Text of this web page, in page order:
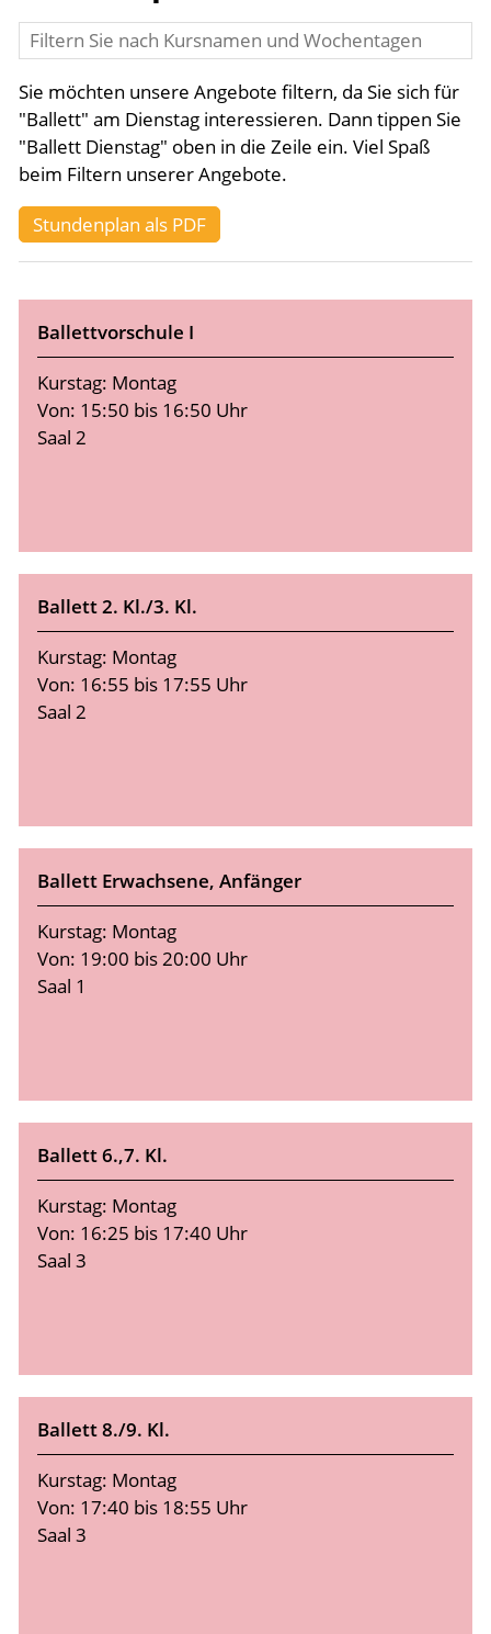
Inszenierungen
Jobs
Sie möchten unsere Angebote filtern, da Sie sich für
"Ballett" am Dienstag interessieren. Dann tippen Sie
"Ballett Dienstag" oben in die Zeile ein. Viel Spaß
beim Filtern unserer Angebote.
Stundenplan als PDF
Ballettvorschule I
Kurstag: Montag
Von: 15:50 bis 16:50 Uhr
Saal 2
Ballett 2. Kl./3. Kl.
Kurstag: Montag
Von: 16:55 bis 17:55 Uhr
Saal 2
Ballett Erwachsene, Anfänger
Kurstag: Montag
Von: 19:00 bis 20:00 Uhr
Saal 1
Ballett 6.,7. Kl.
Kurstag: Montag
Von: 16:25 bis 17:40 Uhr
Saal 3
Ballett 8./9. Kl.
Kurstag: Montag
Von: 17:40 bis 18:55 Uhr
Saal 3